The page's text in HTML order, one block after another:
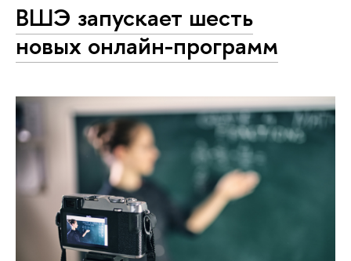
ВШЭ запускает шесть
новых онлайн-программ